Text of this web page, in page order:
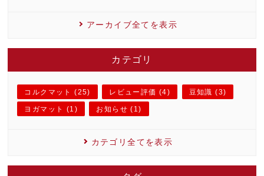
アーカイブ全てを表示
カテゴリ
コルクマット (25) レビュー評価 (4) 豆知識 (3)
ヨガマット (1) お知らせ (1)
カテゴリ全てを表示